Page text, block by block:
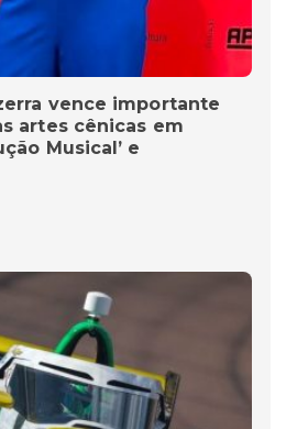
vence importante
artes cênicas em
Musical’ e